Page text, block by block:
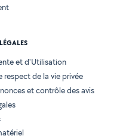
et d'Utilisation
de la vie privée
et contrôle des avis